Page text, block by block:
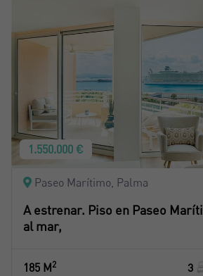
1.550.000 €
Paseo Marítimo, Palma
A estrenar. Piso en Paseo
al mar,
185 M2 3